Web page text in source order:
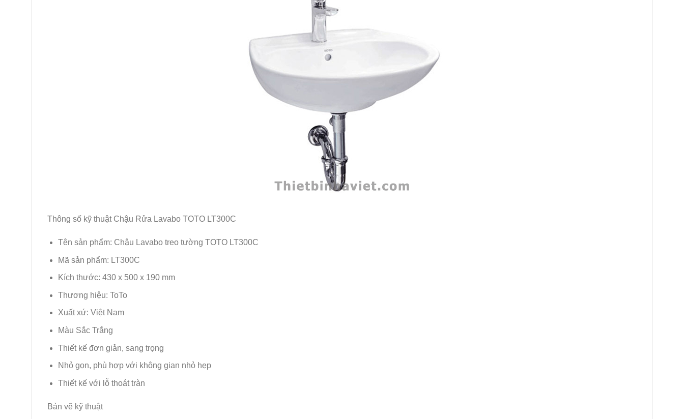
Thông số kỹ thuật Chậu Rửa Lavabo TOTO LT300C
Tên sản phẩm: Chậu Lavabo treo tường TOTO LT300C
Mã sản phẩm: LT300C
Kích thước: 430 x 500 x 190 mm
Thương hiệu: ToTo
Xuất xứ: Việt Nam
Màu Sắc Trắng
Thiết kế đơn giản, sang trọng
Nhỏ gọn, phù hợp với không gian nhỏ hẹp
Thiết kế với lỗ thoát tràn
Bản vẽ kỹ thuật